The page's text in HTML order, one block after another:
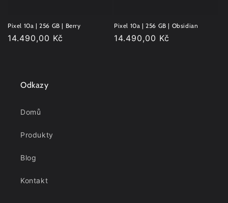
Pixel 10a | 256 GB | Berry
Běžná
14.490,00 Kč
Pixel 10a | 256 GB | Obsidian
Běžná
14.490,00 Kč
Odkazy
Domů
Produkty
Blog
Kontakt